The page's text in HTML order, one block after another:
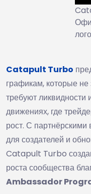
Catapult Turbo
графикам, которые не
требуют ликвидности
движениях, где
рост. С
для создателей и
Catapult Turbo
роста сообщества
Ambassador